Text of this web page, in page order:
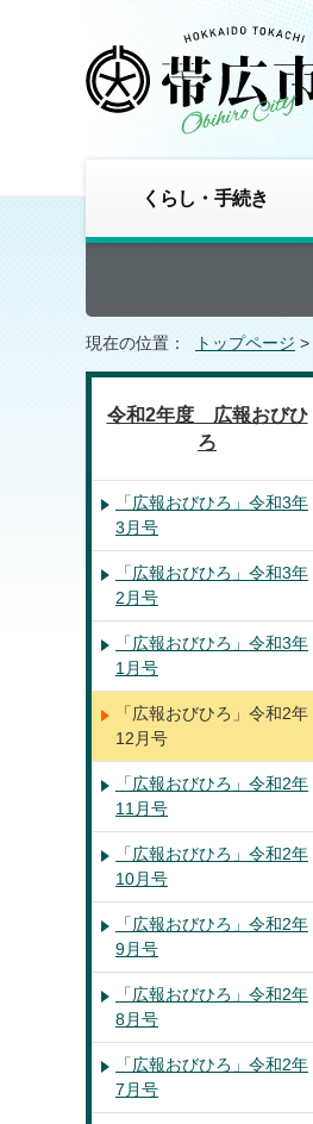
くらし・手続き
現在の位置： トップページ >
令和2年度 広報おびひ
ろ
「広報おびひろ」令和3年
3月号
「広報おびひろ」令和3年
2月号
「広報おびひろ」令和3年
1月号
「広報おびひろ」令和2年
12月号
「広報おびひろ」令和2年
11月号
「広報おびひろ」令和2年
10月号
「広報おびひろ」令和2年
9月号
「広報おびひろ」令和2年
8月号
「広報おびひろ」令和2年
7月号